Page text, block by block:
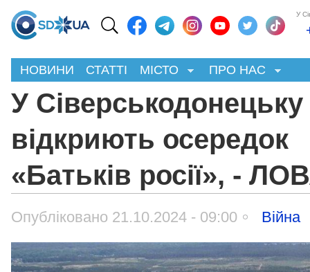
У
НОВИНИ СТАТТІ МІСТО ПРО НАС
У Сіверськодонецьку
відкриють осередок
«Батьків росії», -
Опубліковано 21.10.2024 - 09:00 Війна